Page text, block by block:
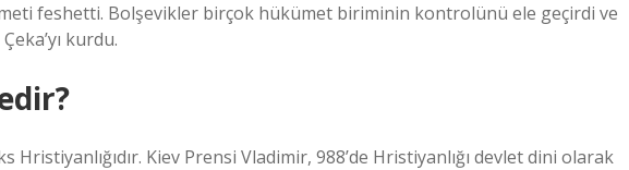
feshetti. Bolşevikler birçok hükümet biriminin kontrolünü ele geçirdi ve
kurdu.
Hristiyanlığıdır. Kiev Prensi Vladimir, 988’de Hristiyanlığı devlet dini olarak